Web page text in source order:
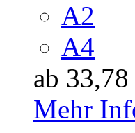
A2
A4
ab 33,78
Mehr